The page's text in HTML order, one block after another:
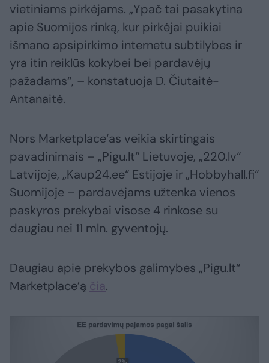
vietiniams pirkėjams. „Ypač tai pasakytina
apie Suomijos rinką, kur pirkėjai puikiai
išmano apsipirkimo internetu subtilybes ir
yra itin reiklūs kokybei bei pardavėjų
pažadams“, – konstatuoja D. Čiutaitė-
Antanaitė.
Nors Marketplace‘as veikia skirtingais
pavadinimais – „Pigu.lt“ Lietuvoje, „220.lv“
Latvijoje, „Kaup24.ee“ Estijoje ir „Hobbyhall.fi“
Suomijoje – pardavėjams užtenka vienos
paskyros prekybai visose 4 rinkose su
daugiau nei 11 mln. gyventojų.
Daugiau apie prekybos galimybes „Pigu.lt“
Marketplace’ą čia.